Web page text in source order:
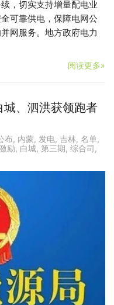
，切实支持增量配电业
可靠供电，保障电网公
网服务。地方政府电力
阅读更多»
、泗洪获领跑者
布, 内蒙, 发电, 吉林, 名单,
励, 白城, 第三期, 综合司 ,